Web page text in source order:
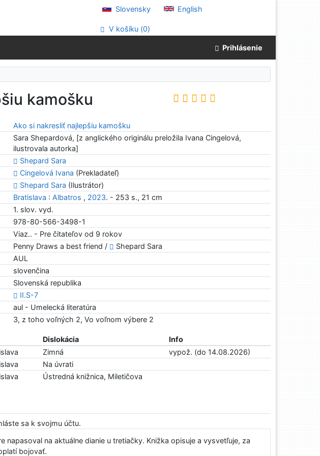
Slovensky English
V košíku (0)
Prihlásenie
kamošku
Ako si nakresliť najlepšiu kamošku
Sara Shepardová, [z anglického originálu preložila Ivana Cingelová,
ilustrovala autorka]
Shepard Sara
Cingelová Ivana (Prekladateľ)
Shepard Sara (Ilustrátor)
Bratislava :Albatros , 2023. - 253 s., 21 cm
1. slov. vyd.
978-80-566-3498-1
Viaz.. - Pre čitateľov od 9 rokov
Penny Draws a best friend /
Shepard Sara
AUL
slovenčina
Slovenská republika
II.S-7
aul - Umelecká literatúra
3, z toho voľných 2, Vo voľnom výbere 2
Dislokácia
Info
Zimná
vypož. (do 14.08.2026)
Na úvrati
Ústredná knižnica, Miletičova
sa k svojmu účtu.
napasoval na aktuálne dianie u tretiačky. Knižka opisuje a vysvetľuje, za
bojovať.